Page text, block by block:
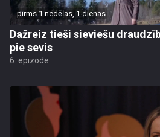
pirms 1 nedēļas, 1 dienas
Dažreiz tieši sieviešu
pie sevis
6. epizode